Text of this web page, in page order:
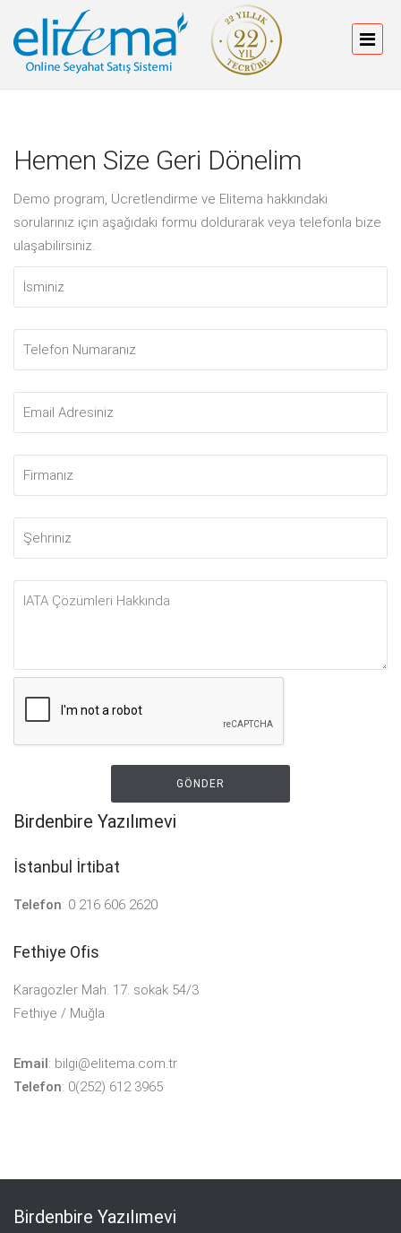
Hemen Size Geri Dönelim
Demo program, Ücretlendirme ve Elitema hakkındaki
sorularınız için aşağıdaki formu doldurarak veya telefonla bize
ulaşabilirsiniz.
Birdenbire Yazılımevi
İstanbul İrtibat
Telefon: 0 216 606 2620
Fethiye Ofis
Karagözler Mah. 17. sokak 54/3
Fethiye / Muğla
Email: bilgi@elitema.com.tr
Telefon: 0(252) 612 3965
Birdenbire Yazılımevi